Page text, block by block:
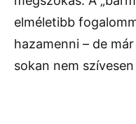
elméletibb
hazamenni – de
sokan nem